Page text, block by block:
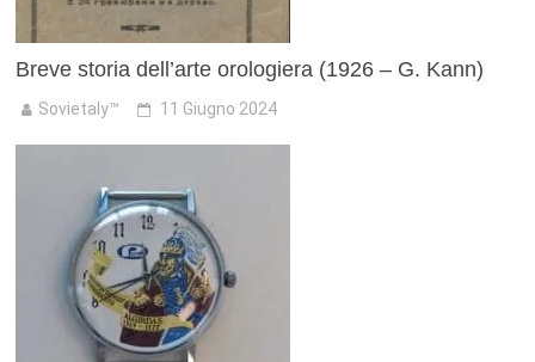
Breve storia dell’arte orologiera (1926 – G. Kann)
Sovietaly™ 11 Giugno 2024